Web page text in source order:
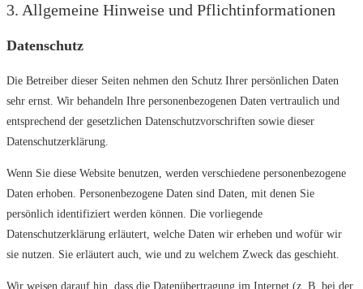
3. Allgemeine Hinweise und Pflicht­informationen
Datenschutz
Die Betreiber dieser Seiten nehmen den Schutz Ihrer persönlichen Daten
sehr ernst. Wir behandeln Ihre personenbezogenen Daten vertraulich und
entsprechend der gesetzlichen Datenschutzvorschriften sowie dieser
Datenschutzerklärung.
Wenn Sie diese Website benutzen, werden verschiedene personenbezogene
Daten erhoben. Personenbezogene Daten sind Daten, mit denen Sie
persönlich identifiziert werden können. Die vorliegende
Datenschutzerklärung erläutert, welche Daten wir erheben und wofür wir
sie nutzen. Sie erläutert auch, wie und zu welchem Zweck das geschieht.
Wir weisen darauf hin, dass die Datenübertragung im Internet (z. B. bei der